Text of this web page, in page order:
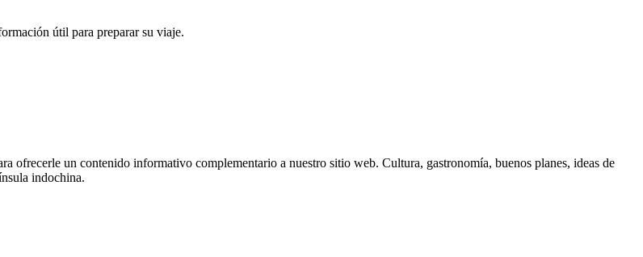
útil para preparar su viaje.
ofrecerle un contenido informativo complementario a nuestro sitio web. Cultura, gastronomía, buenos planes, ideas de
indochina.